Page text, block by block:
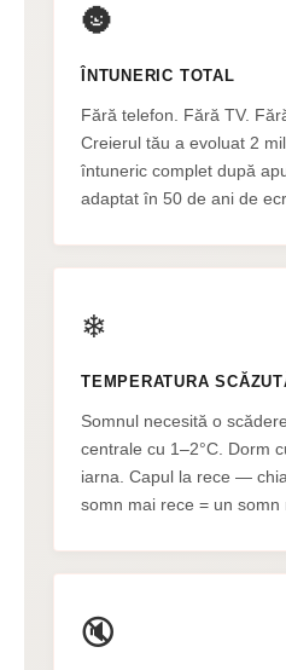
🌚
ÎNTUNERIC TOTAL
Fără telefon. Fără TV.
Creierul tău a evoluat 2
întuneric complet după
adaptat în 50 de ani de
❄
TEMPERATURA
Somnul necesită o
centrale cu 1–2°C. Dorm
iarna. Capul la rece —
somn mai rece = un somn
🔇